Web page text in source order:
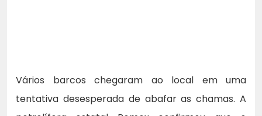
Vários barcos chegaram ao local em uma
tentativa desesperada de abafar as chamas. A